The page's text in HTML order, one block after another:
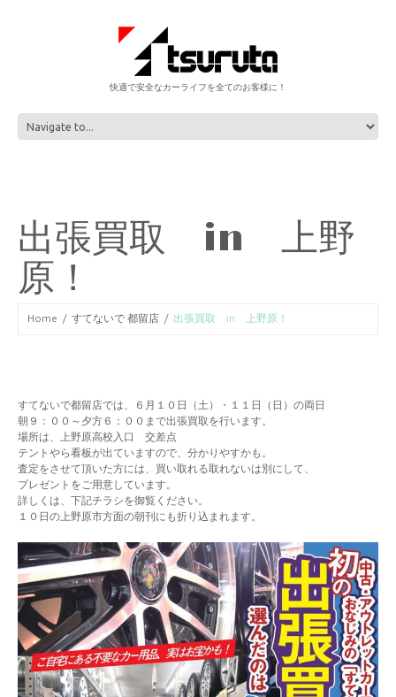
快適で安全なカーライフを全てのお客様に！
出張買取 in 上野
原！
Home すてないで 都留店 出張買取 in 上野原！
すてないで都留店では、６月１０日（土）・１１日（日）の両日
朝９：００～夕方６：００まで出張買取を行います。
場所は、上野原高校入口 交差点
テントやら看板が出ていますので、分かりやすかも。
査定をさせて頂いた方には、買い取れる取れないは別にして、
プレゼントをご用意しています。
詳しくは、下記チラシを御覧ください。
１０日の上野原市方面の朝刊にも折り込まれます。